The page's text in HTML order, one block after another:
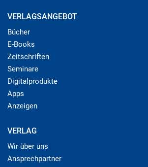
VERLAGSANGEBOT
Bücher
E-Books
Zeitschriften
Seminare
Digitalprodukte
Apps
Anzeigen
VERLAG
Wir über uns
Ansprechpartner